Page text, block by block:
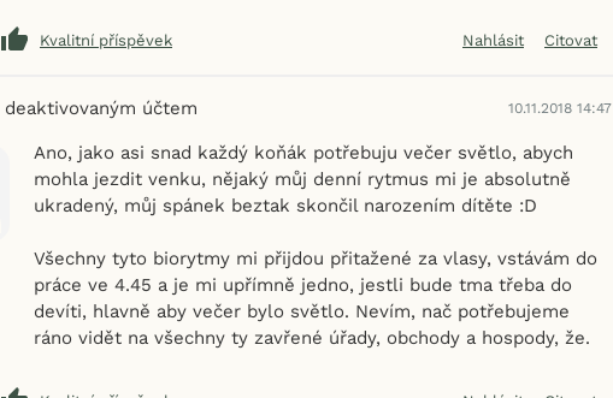
Kvalitní příspěvek Nahlásit Citovat
deaktivovaným účtem 10.11.2018 14:47
Ano, jako asi snad každý koňák potřebuju večer světlo, abych
mohla jezdit venku, nějaký můj denní rytmus mi je absolutně
ukradený, můj spánek beztak skončil narozením dítěte :D
Všechny tyto biorytmy mi přijdou přitažené za vlasy, vstávám do
práce ve 4.45 a je mi upřímně jedno, jestli bude tma třeba do
devíti, hlavně aby večer bylo světlo. Nevím, nač potřebujeme
ráno vidět na všechny ty zavřené úřady, obchody a hospody, že.